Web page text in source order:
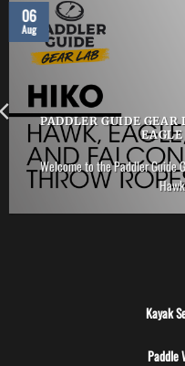
PADDLER GUIDE
Welcome to the Paddler Guide
06
Aug
Kayak
Paddle